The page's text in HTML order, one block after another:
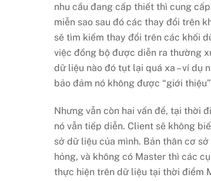
nhu cầu đang cấp thiết thì cung
miễn sao sau đó các thay đổi trên
sẽ tìm kiếm thay đổi trên các khối
việc đồng bộ được diễn ra thường
dữ liệu nào đó tụt lại quá xa – ví dụ
bảo đảm nó không được “giới
Nhưng vẫn còn hai vấn đề, tại thời
nó vẫn tiếp diễn. Client sẽ không
sở dữ liệu của mình. Bản thân cơ
hỏng, và không có Master thì các
thực hiện trên dữ liệu tại thời điểm